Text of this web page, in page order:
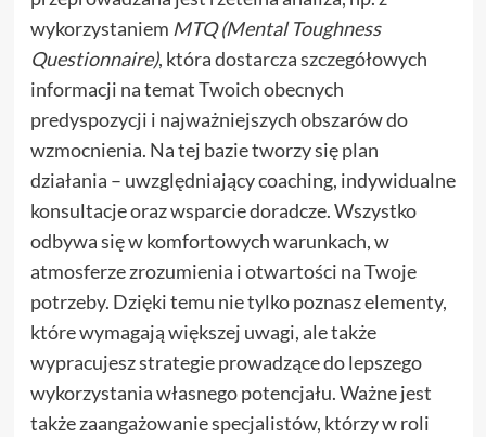
wykorzystaniem MTQ (Mental Toughness
Questionnaire), która dostarcza szczegółowych
informacji na temat Twoich obecnych
predyspozycji i najważniejszych obszarów do
wzmocnienia. Na tej bazie tworzy się plan
działania – uwzględniający coaching, indywidualne
konsultacje oraz wsparcie doradcze. Wszystko
odbywa się w komfortowych warunkach, w
atmosferze zrozumienia i otwartości na Twoje
potrzeby. Dzięki temu nie tylko poznasz elementy,
które wymagają większej uwagi, ale także
wypracujesz strategie prowadzące do lepszego
wykorzystania własnego potencjału. Ważne jest
także zaangażowanie specjalistów, którzy w roli